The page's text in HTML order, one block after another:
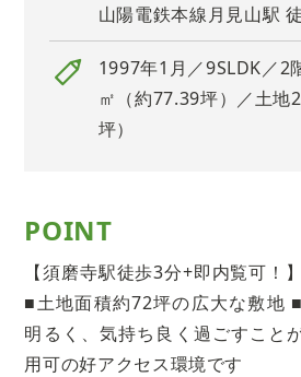
山陽電鉄本線月見山駅
1997年1月／9SLDK／2
㎡（約77.39坪）／土地
坪）
POINT
【須磨寺駅徒歩3分+即内覧可！
■土地面積約72坪の広大な敷地
明るく、気持ち良く過ごすこと
用可の好アクセス環境です